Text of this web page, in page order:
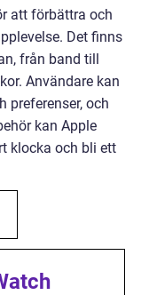
att förbättra och
Det finns
från band till
Användare kan
preferenser, och
kan Apple
klocka och bli ett